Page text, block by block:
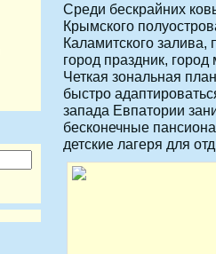
Среди бескрайних
Крымского
Каламитского залива,
город праздник,
Четкая зональная
быстро
запада Евпатории
бесконечные
детские лагеря для